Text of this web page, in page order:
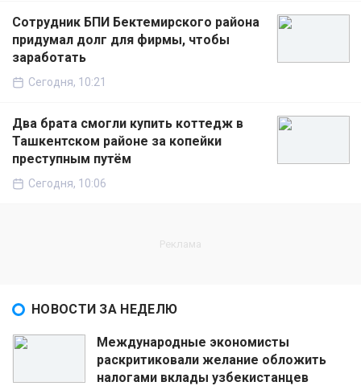
Сотрудник БПИ Бектемирского района
придумал долг для фирмы, чтобы
заработать
Сегодня, 10:21
Два брата смогли купить коттедж в
Ташкентском районе за копейки
преступным путём
Сегодня, 10:06
НОВОСТИ ЗА НЕДЕЛЮ
Международные экономисты
раскритиковали желание обложить
налогами вклады узбекистанцев